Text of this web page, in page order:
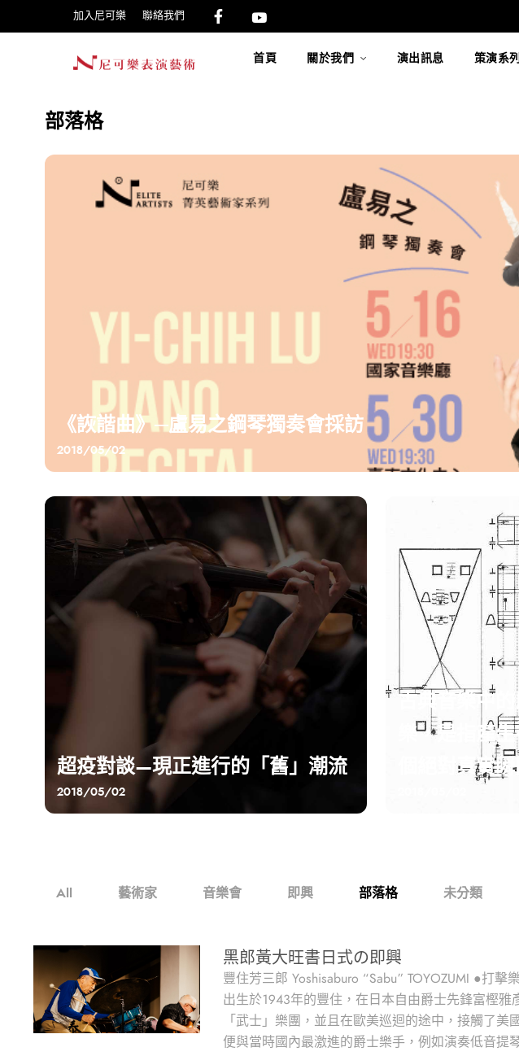
加入尼可樂 聯絡我們
首頁 關於我們 演出訊息 策演系列
部落格
《詼諧曲》─盧易之鋼琴獨奏會採訪
2018/05/02
超疫對談—現正進行的「舊」潮流
2018/05/02
古典音樂中
樂，是指產
個絕對真實
All 藝術家 音樂會 即興 部落格 未分類
黑郎黃大旺書日式の即興
豐住芳三郎 Yoshisaburo “Sabu” TOYOZUMI ●打擊
出生於1943年的豐住，在日本自由爵士先鋒富樫
「武士」樂團，並且在歐美巡迴的途中，接觸了
便與當時國內最激進的爵士樂手，例如演奏低音提